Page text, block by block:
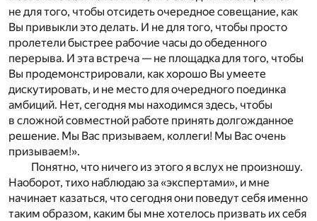
не для того, чтобы отсидеть очередное совещание, как
Вы привыкли это делать. И не для того, чтобы просто
пролетели быстрее рабочие часы до обеденного
перерыва. И эта встреча — не площадка для того, чтобы
Вы продемонстрировали, как хорошо Вы умеете
дискутировать, и не место для очередного поединка
амбиций. Нет, сегодня мы находимся здесь, чтобы
в сложной совместной работе принять долгожданное
решение. Мы Вас призываем, коллеги! Мы Вас очень
призываем!».
Понятно, что ничего из этого я вслух не произношу.
Наоборот, тихо наблюдаю за «экспертами», и мне
начинает казаться, что сегодня они поведут себя именно
таким образом, каким бы мне хотелось призвать их себя